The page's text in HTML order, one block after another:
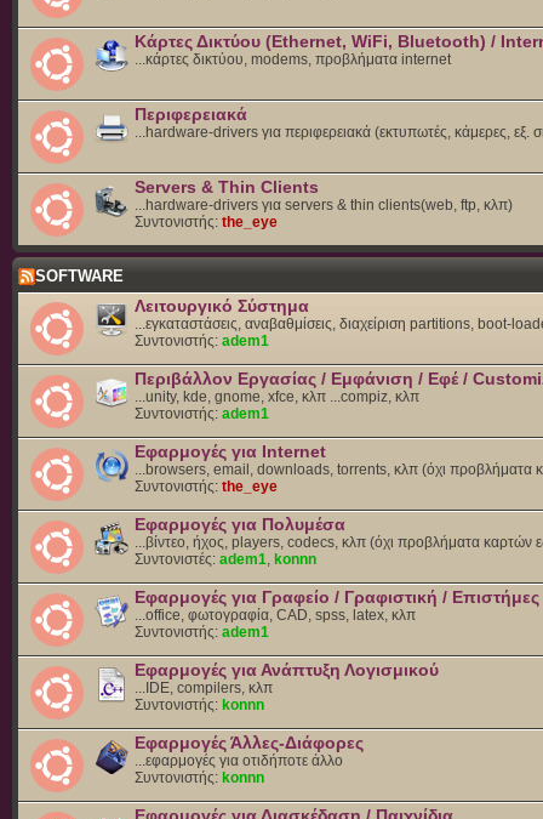
Κάρτες Δικτύου (Ethernet, WiFi, Bluetooth) /
...κάρτες δικτύου, modems, προβλήματα internet
Περιφερειακά
...hardware-drivers για περιφερειακά (εκτυπωτές, κάμερες, εξ.
Servers & Thin Clients
...hardware-drivers για servers & thin clients(web, ftp, κλπ)
Συντονιστής: the_eye
SOFTWARE
Λειτουργικό Σύστημα
...εγκαταστάσεις, αναβαθμίσεις, διαχείριση partitions, boot-
Συντονιστής: adem1
Περιβάλλον Εργασίας / Εμφάνιση / Εφέ /
...unity, kde, gnome, xfce, κλπ ...compiz, κλπ
Συντονιστής: adem1
Εφαρμογές για Internet
...browsers, email, downloads, torrents, κλπ (όχι προβλήματα
Συντονιστής: the_eye
Εφαρμογές για Πολυμέσα
...βίντεο, ήχος, players, codecs, κλπ (όχι προβλήματα καρτών
Συντονιστές: adem1 konnn
Εφαρμογές για Γραφείο / Γραφιστική / Επιστήμες
...office, φωτογραφία, CAD, spss, latex, κλπ
Συντονιστής: adem1
Εφαρμογές για Ανάπτυξη Λογισμικού
...IDE, compilers, κλπ
Συντονιστής: konnn
Εφαρμογές Άλλες-Διάφορες
...εφαρμογές για οτιδήποτε άλλο
Συντονιστής: konnn
Εφαρμογές για Διασκέδαση / Παιχνίδια